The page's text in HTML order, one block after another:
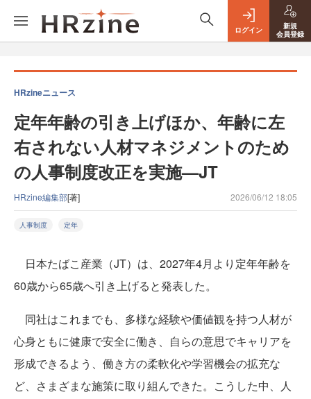
ログイン
新規
会員登録
HRzineニュース
定年年齢の引き上げほか、年齢に左
右されない人材マネジメントのため
の人事制度改正を実施—JT
HRzine編集部[著] 2026/06/12 18:05
人事制度 定年
日本たばこ産業（JT）は、2027年4月より定年年齢を
60歳から65歳へ引き上げると発表した。
同社はこれまでも、多様な経験や価値観を持つ人材が
心身ともに健康で安全に働き、自らの意思でキャリアを
形成できるよう、働き方の柔軟化や学習機会の拡充な
ど、さまざまな施策に取り組んできた。こうした中、人